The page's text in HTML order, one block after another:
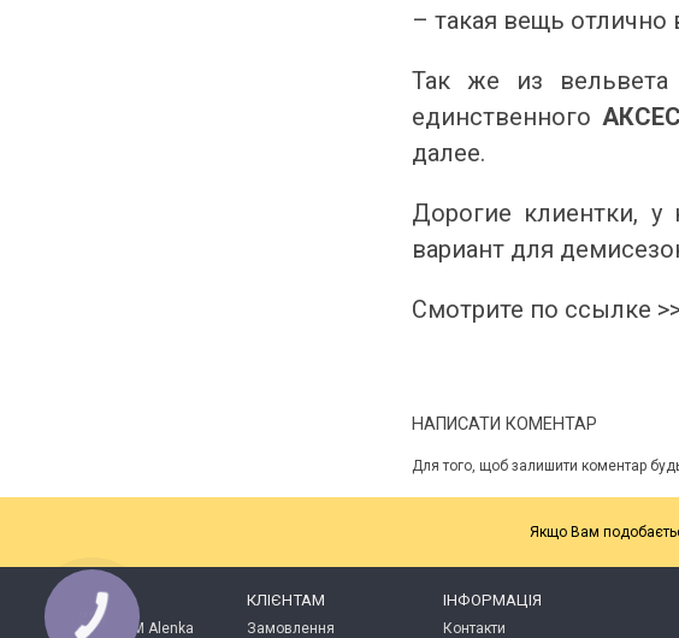
– такая вещь
Так же из вельвета
единственного
далее.
Дорогие клиентки,
вариант для
Смотрите по ссылке
НАПИСАТИ КОМЕНТАР
Для того, щоб залишити коментар
Якщо Вам
КАТАЛОГ
Продукція ТМ Alenka
КЛІЄНТАМ
Замовлення
ІНФОРМАЦІЯ
Контакти
КНОПКА
ЗВ'ЯЗКУ